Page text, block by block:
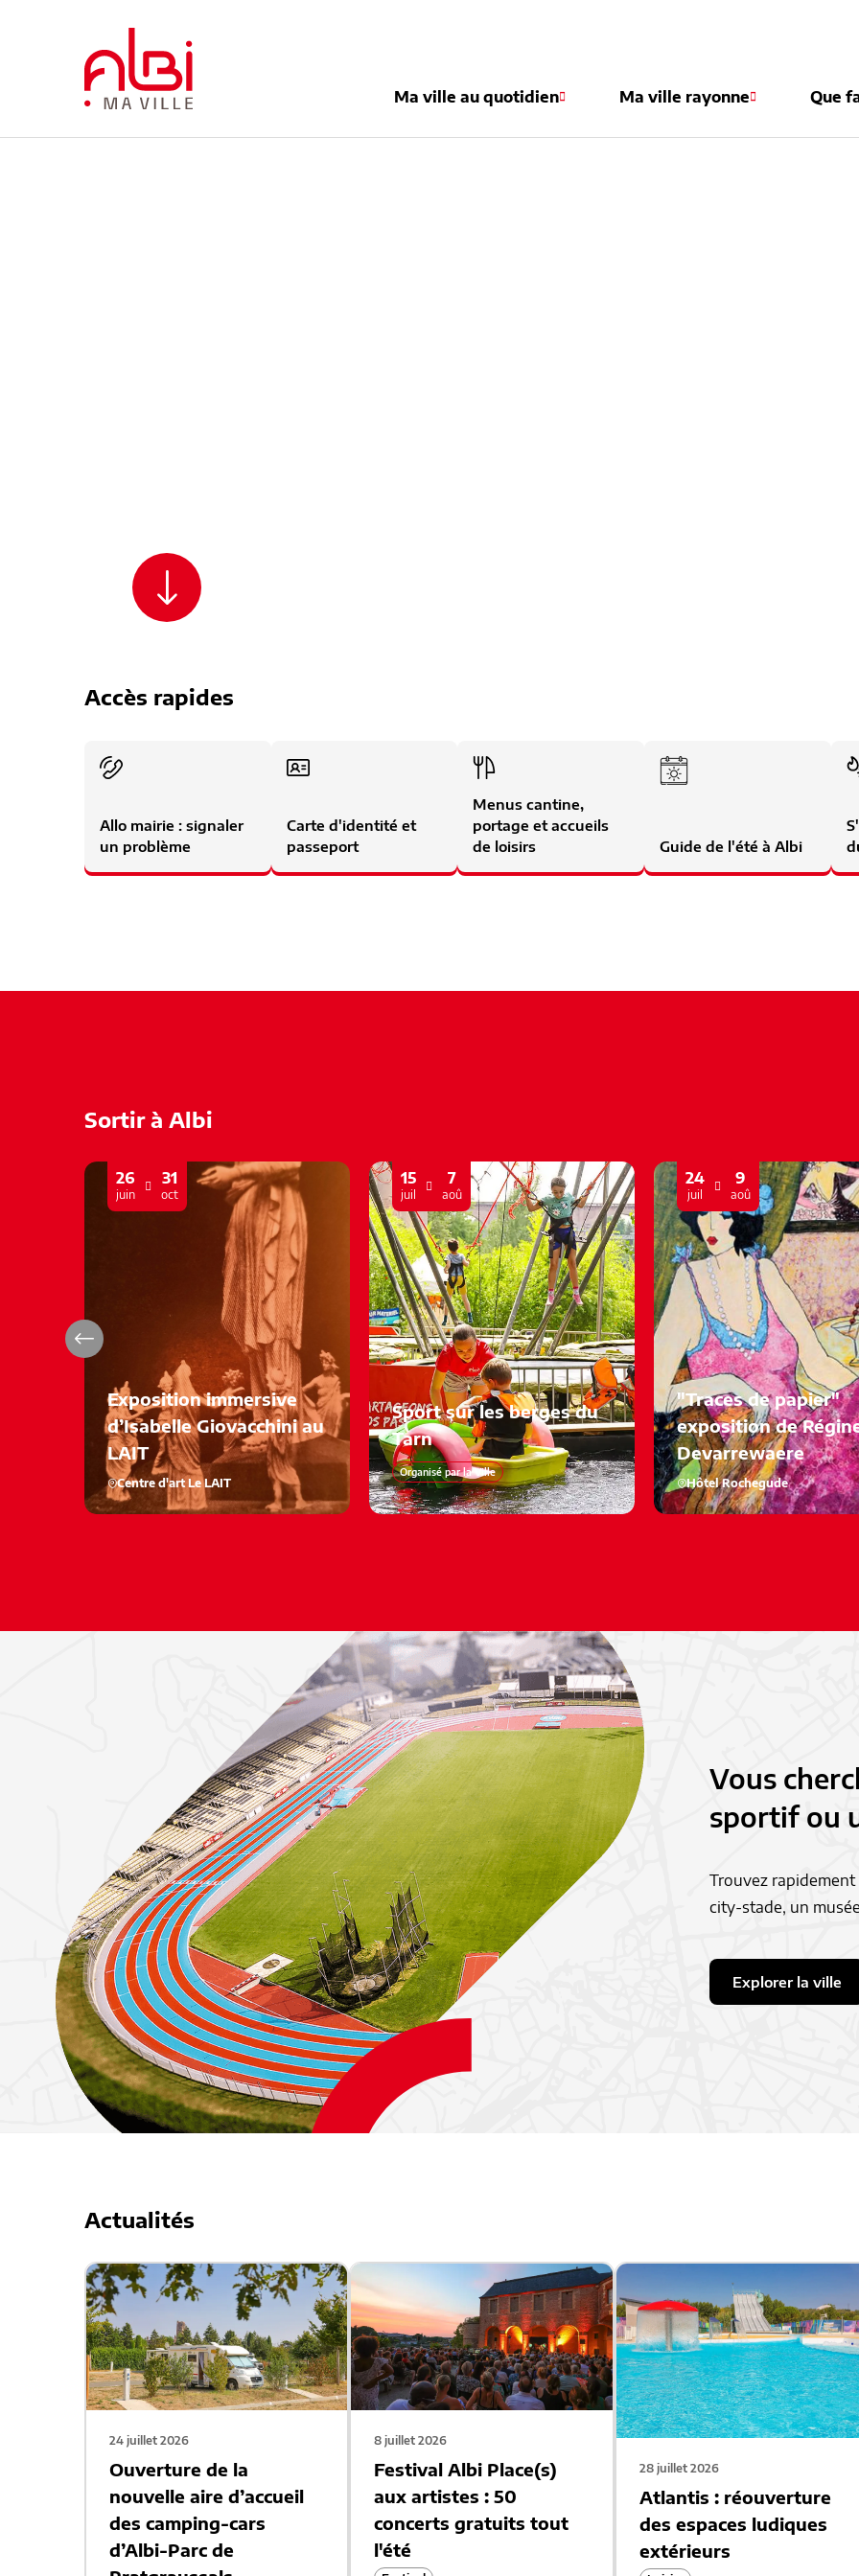
Contenu
Ma ville au quotidien Ma ville rayonne Que
Accès rapides
Allo mairie : signaler
un problème
Carte d'identité et
passeport
Menus cantine,
portage et accueils
de loisirs
Guide de l'été à Albi
Sortir à Albi
26
juin
31
oct
Exposition immersive
d’Isabelle Giovacchini au
LAIT
Centre d'art Le LAIT
15
juil
7
aoû
Sport sur les berges du
Tarn
Organisé par la Ville
24
juil
9
aoû
"Traces de papier"
exposition de
Devarrewaere
Hôtel Rochegude
Vous
sportif ou
Trouvez
city-stade, un
Explorer la ville
Actualités
24 juillet 2026
Ouverture de la
nouvelle aire d’accueil
des camping-cars
d’Albi-Parc de
8 juillet 2026
Festival Albi Place(s)
aux artistes : 50
concerts gratuits tout
l'été
28 juillet 2026
Atlantis : réouverture
des espaces ludiques
extérieurs